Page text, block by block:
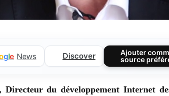
gle News Discover
Ajouter
source
du développement Internet